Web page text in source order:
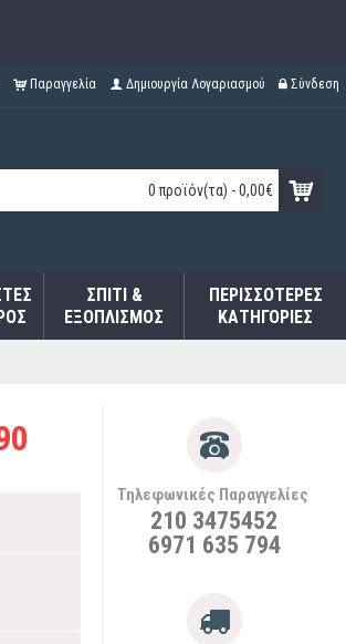
Παραγγελία Δημιουργία Λογαριασμού Σύνδεση
0 προϊόν(τα) - 0,00€
ΣΠΊΤΙ &
ΕΞΟΠΛΙΣΜΌΣ
ΠΕΡΙΣΣΌΤΕΡΕΣ
ΚΑΤΗΓΟΡΊΕΣ
Τηλεφωνικές Παραγγελίες
210 3475452
6971 635 794